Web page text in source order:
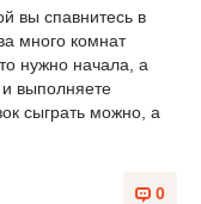
вы спавнитесь в
много комнат
нужно начала, а
и выполняете
сыграть можно, а
0